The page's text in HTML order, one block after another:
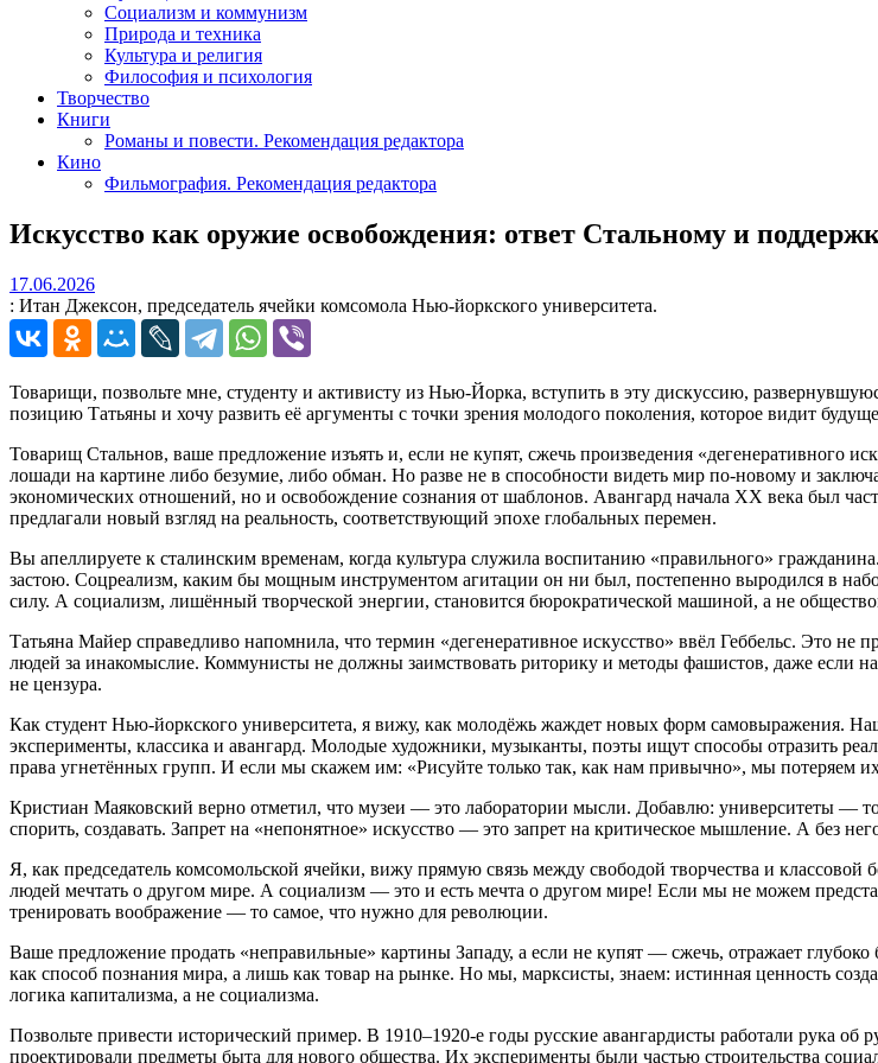
Социализм и коммунизм
Природа и техника
Культура и религия
Философия и психология
Творчество
Книги
Романы и повести. Рекомендация редактора
Кино
Фильмография. Рекомендация редактора
Искусство как оружие освобождения: ответ Стальному и
17.06.202617.06.2026
: Итан Джексон, председатель ячейки комсомола Нью‑йоркского университета.
Товарищи, позвольте мне, студенту и активисту из Нью‑Йорка, вступить в эту дискуссию,
позицию Татьяны и хочу развить её аргументы с точки зрения молодого поколения, которое видит
Товарищ Стальнов, ваше предложение изъять и, если не купят, сжечь произведения «дегенеративного
лошади на картине либо безумие, либо обман. Но разве не в способности видеть мир по‑новому и
экономических отношений, но и освобождение сознания от шаблонов. Авангард начала XX века был
предлагали новый взгляд на реальность, соответствующий эпохе глобальных перемен.
Вы апеллируете к сталинским временам, когда культура служила воспитанию «правильного»
застою. Соцреализм, каким бы мощным инструментом агитации он ни был, постепенно выродился в
силу. А социализм, лишённый творческой энергии, становится бюрократической машиной, а не
Татьяна Майер справедливо напомнила, что термин «дегенеративное искусство» ввёл Геббельс. Это не
людей за инакомыслие. Коммунисты не должны заимствовать риторику и методы фашистов, даже если
не цензура.
Как студент Нью‑йоркского университета, я вижу, как молодёжь жаждет новых форм самовыражения.
эксперименты, классика и авангард. Молодые художники, музыканты, поэты ищут способы отразить
права угнетённых групп. И если мы скажем им: «Рисуйте только так, как нам привычно», мы потеряем
Кристиан Маяковский верно отметил, что музеи — это лаборатории мысли. Добавлю: университеты —
спорить, создавать. Запрет на «непонятное» искусство — это запрет на критическое мышление. А без
Я, как председатель комсомольской ячейки, вижу прямую связь между свободой творчества и
людей мечтать о другом мире. А социализм — это и есть мечта о другом мире! Если мы не можем
тренировать воображение — то самое, что нужно для революции.
Ваше предложение продать «неправильные» картины Западу, а если не купят — сжечь, отражает
как способ познания мира, а лишь как товар на рынке. Но мы, марксисты, знаем: истинная ценность
логика капитализма, а не социализма.
Позвольте привести исторический пример. В 1910–1920‑е годы русские авангардисты работали рука
проектировали предметы быта для нового общества. Их эксперименты были частью строительства